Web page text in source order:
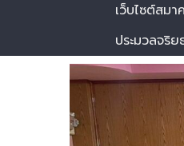
เว็บไซต์สม
ประมวลจริ